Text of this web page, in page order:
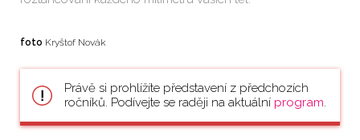
foto Kryštof Novák
Právě si prohlížíte představení z předchozích
ročníků. Podívejte se raději na aktuální program.